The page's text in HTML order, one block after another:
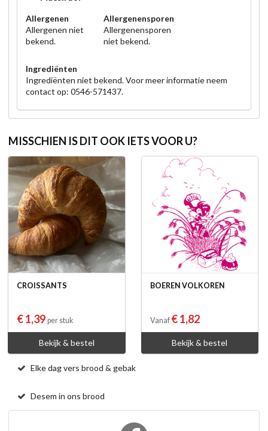
Allergenen
Allergenen niet
bekend.
Allergenensporen
Allergenensporen
niet bekend.
Ingrediënten
Ingrediënten niet bekend. Voor meer informatie neem
contact op: 0546-571437.
MISSCHIEN IS DIT OOK IETS VOOR U?
CROISSANTS
€ 1,39 per stuk
Bekijk & bestel
BOEREN VOLKOREN
Vanaf € 1,82
Bekijk & bestel
Elke dag vers brood & gebak
Desem in ons brood